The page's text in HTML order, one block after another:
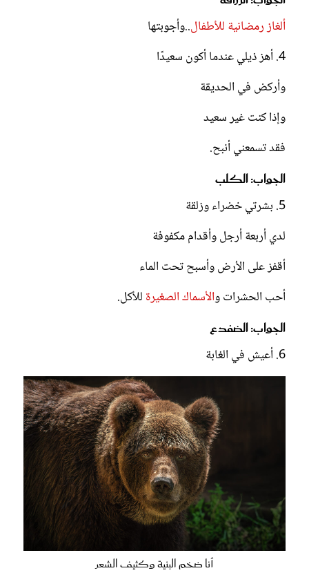
ألغاز رمضانية للأطفال..وأجوبتها
4. أهز ذيلي عندما أكون سعيدًا
وأركض في الحديقة
وإذا كنت غير سعيد
فقد تسمعني أنبح.
الجواب: الكلب
5. بشرتي خضراء وزلقة
لدي أربعة أرجل وأقدام مكفوفة
أقفز على الأرض وأسبح تحت الماء
أحب الحشرات والأسماك الصغيرة للأكل.
الجواب: الضفدع
6. أعيش في الغابة
أنا ضخم البنية وكثيف الشعر